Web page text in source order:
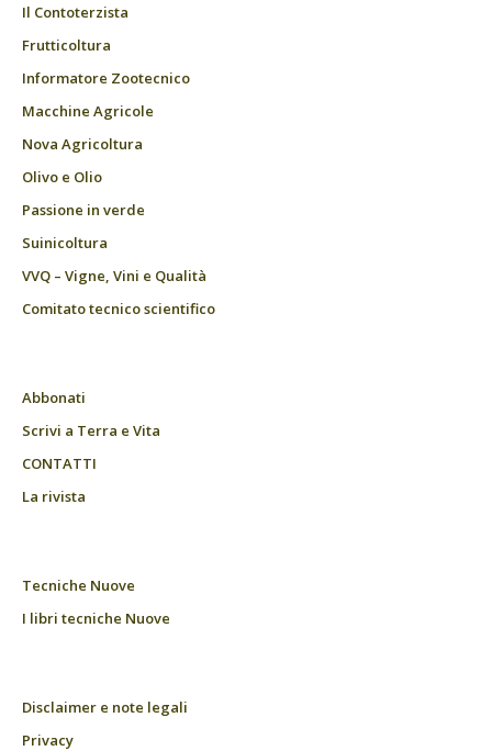
Il Contoterzista
Frutticoltura
Informatore Zootecnico
Macchine Agricole
Nova Agricoltura
Olivo e Olio
Passione in verde
Suinicoltura
VVQ – Vigne, Vini e Qualità
Comitato tecnico scientifico
Abbonati
Scrivi a Terra e Vita
CONTATTI
La rivista
Tecniche Nuove
I libri tecniche Nuove
Disclaimer e note legali
Privacy